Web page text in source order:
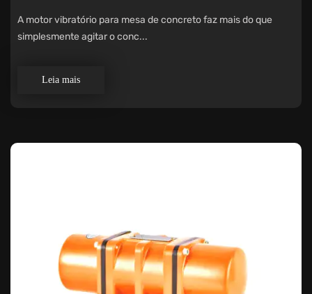
A motor vibratório para mesa de concreto faz mais do que
simplesmente agitar o conc...
Leia mais